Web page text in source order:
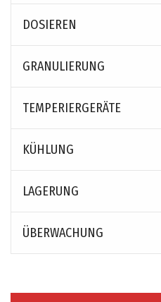
DOSIEREN
GRANULIERUNG
TEMPERIERGERÄTE
KÜHLUNG
LAGERUNG
ÜBERWACHUNG